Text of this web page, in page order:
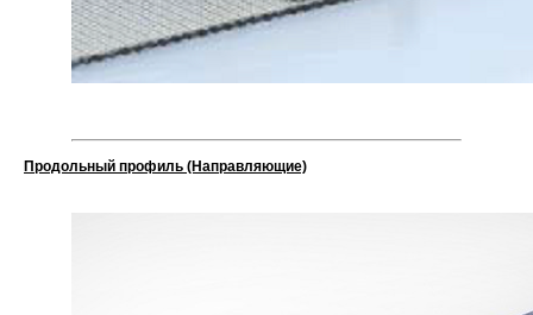
Продольный профиль (Направляющие)